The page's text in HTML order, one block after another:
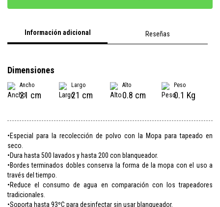
Información adicional Reseñas
Dimensiones
Ancho
21 cm
Largo
21 cm
Alto
0.8 cm
Peso
0.1 Kg
•Especial para la recolección de polvo con la Mopa para tapeado en
seco.
•Dura hasta 500 lavados y hasta 200 con blanqueador.
•Bordes terminados dobles conserva la forma de la mopa con el uso a
través del tiempo.
•Reduce el consumo de agua en comparación con los trapeadores
tradicionales.
•Soporta hasta 93ºC para desinfectar sin usar blanqueador.